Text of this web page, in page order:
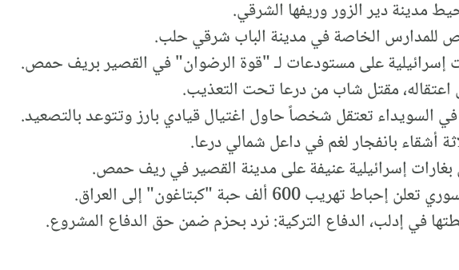
مدينة دير الزور وريفها الشرقي.
للمدارس الخاصة في مدينة الباب شرقي حلب.
السويداء تعتقل شخصاً حاول اغتيال قيادي بارز وتتوعد بالتصعيد.
أشقاء بانفجار لغم في داعل شمالي درعا.
تهريب 600 ألف حبة "كبتاغون" إلى العراق.
في إدلب، الدفاع التركية: نرد بحزم ضمن حق الدفاع المشروع.